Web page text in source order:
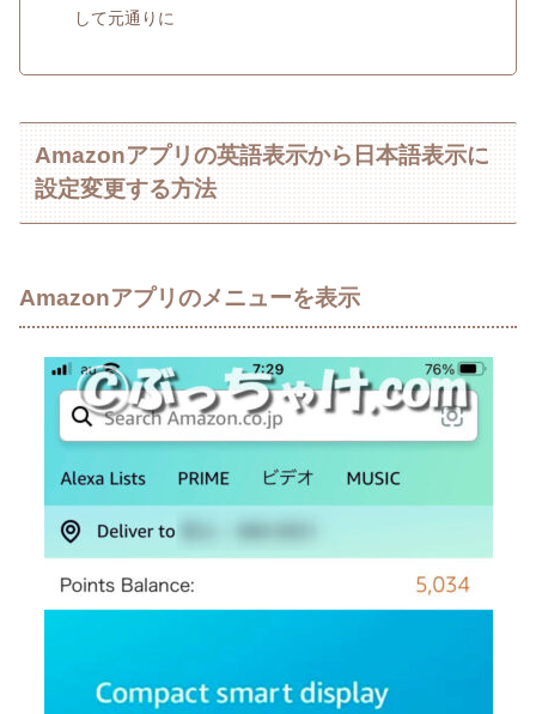
して元通りに
Amazonアプリの英語表示から日本語表示に
設定変更する方法
Amazonアプリのメニューを表示